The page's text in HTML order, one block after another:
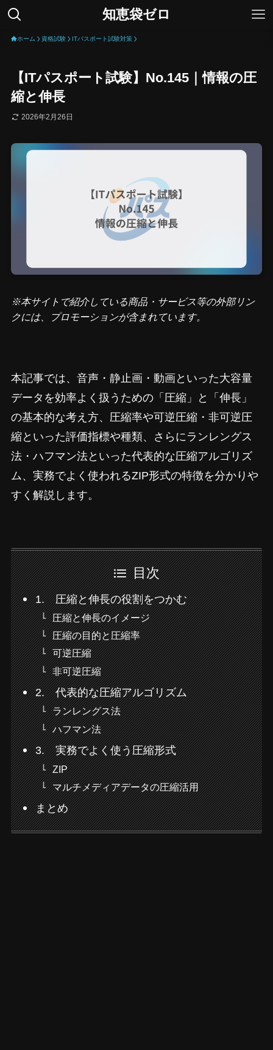
知恵袋ゼロ
ホーム 資格試験 ITパスポート試験対策
【ITパスポート試験】No.145｜情報の圧
縮と伸長
2026年2月26日
※本サイトで紹介している商品・サービス等の外部リン
クには、プロモーションが含まれています。
本記事では、音声・静止画・動画といった大容量
データを効率よく扱うための「圧縮」と「伸長」
の基本的な考え方、圧縮率や可逆圧縮・非可逆圧
縮といった評価指標や種類、さらにランレングス
法・ハフマン法といった代表的な圧縮アルゴリズ
ム、実務でよく使われるZIP形式の特徴を分かりや
すく解説します。
目次
1. 圧縮と伸長の役割をつかむ
圧縮と伸長のイメージ
圧縮の目的と圧縮率
可逆圧縮
非可逆圧縮
2. 代表的な圧縮アルゴリズム
ランレングス法
ハフマン法
3. 実務でよく使う圧縮形式
ZIP
マルチメディアデータの圧縮活用
まとめ